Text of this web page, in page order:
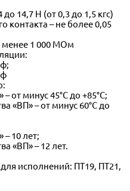
14,7 Н (от 0,3 до 1,5 кгс)
контакта – не более 0,05
менее 1 000 МОм
от минус 45°С до +85°С;
«ВП» – от минус 60°С до
– 10 лет;
«ВП» – 12 лет.
исполнений: ПТ19, ПТ21,